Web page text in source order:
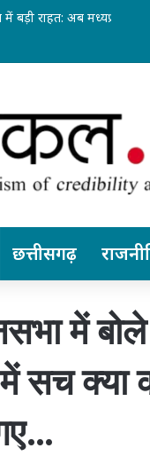
में बड़ी राहत: अब मध्यप्रदेश
छत्तीसगढ़
में
सच क्या